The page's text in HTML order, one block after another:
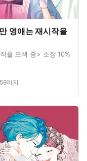
영애는 재시작을
을 모색 중> 소장 10%
까지